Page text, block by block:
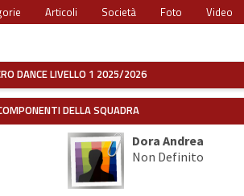
Articoli Società Foto Video
DANCE LIVELLO 1 2025/2026
DELLA SQUADRA
Dora Andrea
Non Definito